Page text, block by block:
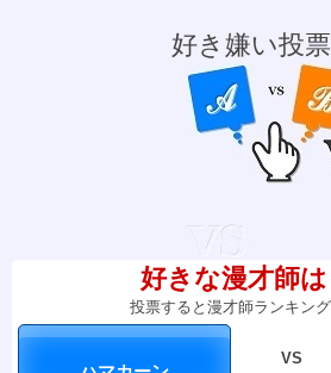
好き嫌い投
好きな漫才師
投票すると漫才師ランキン
VS